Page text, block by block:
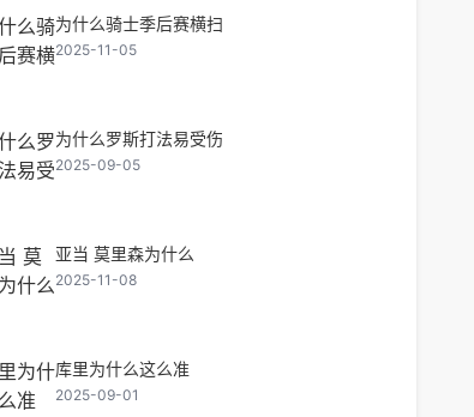
为什么骑士季后赛横扫
2025-11-05
为什么罗斯打法易受伤
2025-09-05
亚当 莫里森为什么
2025-11-08
库里为什么这么准
2025-09-01